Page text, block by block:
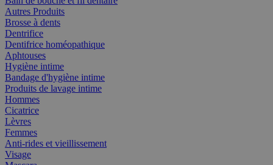
Autres Produits
Brosse à dents
Dentrifice
Dentifrice homéopathique
Aphtouses
Hygiène intime
Bandage d'hygiène intime
Produits de lavage intime
Hommes
Cicatrice
Lèvres
Femmes
Anti-rides et vieillissement
Visage